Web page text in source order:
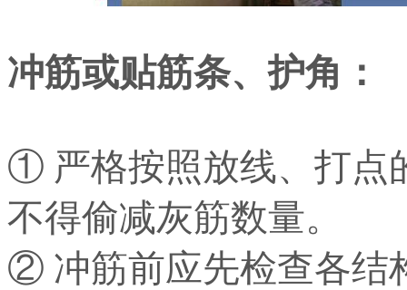
冲筋或贴筋条、护角：
① 严格按照放线、打点
不得偷减灰筋数量。
② 冲筋前应先检查各结